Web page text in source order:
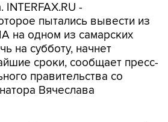
INTERFAX.RU -
пытались вывести из
на одном из самарских
на субботу, начнет
сроки, сообщает пресс-
правительства со
Вячеслава